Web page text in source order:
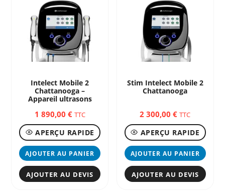
Intelect Mobile 2
Chattanooga –
Appareil ultrasons
1 890,00 € TTC
APERÇU RAPIDE
AJOUTER AU PANIER
AJOUTER AU DEVIS
Stim Intelect Mobile 2
Chattanooga
2 300,00€ TTC
APERÇU RAPIDE
AJOUTER AU PANIER
AJOUTER AU DEVIS